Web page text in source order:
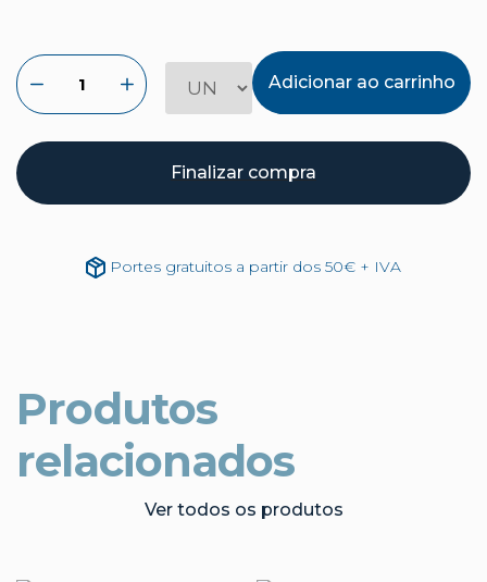
Adicionar ao carrinho
Finalizar compra
Portes gratuitos a partir dos 50€ + IVA
Produtos
relacionados
Ver todos os produtos